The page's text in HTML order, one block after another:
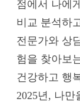
점에서 나에
비교 분석하
전문가와 상
험을 찾아보
건강하고 행
2025년, 나